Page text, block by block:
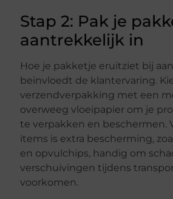
Stap 2: Pak je
aantrekkelijk in
Hoe je pakketje eruitziet bij
beïnvloedt de klantervaring.
verzendverpakking met een
overweeg vloeipapier om je
te verpakken en beschermen.
items is extra bescherming,
en opvulchips, handig om
verschuivingen tijdens
voorkomen.